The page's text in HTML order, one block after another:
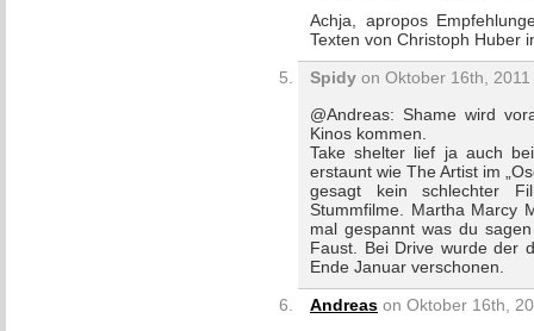
Achja, apropos
Texten von Christoph Huber
Spidy on Oktober 16th,
@Andreas: Shame wird
Kinos kommen.
Take shelter lief ja auch
erstaunt wie The Artist im
gesagt kein schlechter
Stummfilme. Martha Marcy
mal gespannt was du
Faust. Bei Drive wurde der
Ende Januar verschonen.
Andreas on Oktober 16th,